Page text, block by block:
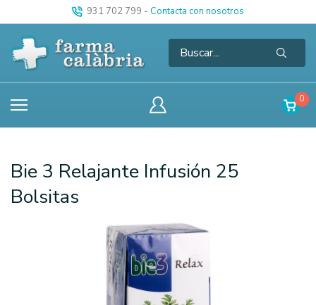
931 702 799 - Contacta con nosotros
0
Bie 3 Relajante Infusión 25
Bolsitas